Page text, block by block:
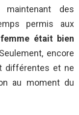
des
permis aux
était bien
encore
différentes et ne
au moment du